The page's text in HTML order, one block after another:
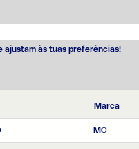
ajustam às tuas preferências!
Marca
MC